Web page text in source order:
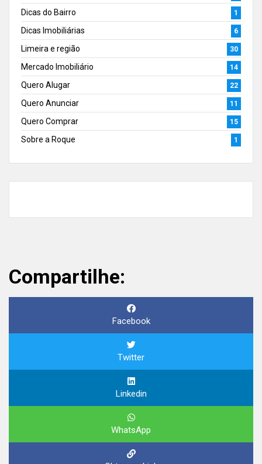
Dicas do Bairro 1
Dicas Imobiliárias 6
Limeira e região 30
Mercado Imobiliário 14
Quero Alugar 22
Quero Anunciar 11
Quero Comprar 15
Sobre a Roque 1
Compartilhe:
Facebook
Twitter
Linkedin
WhatsApp